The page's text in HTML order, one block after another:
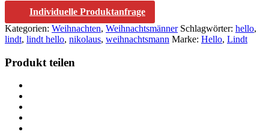
Individuelle Produktanfrage
Kategorien: Weihnachten, Weihnachtsmänner Schlagwörter: hello,
lindt, lindt hello, nikolaus, weihnachtsmann Marke: Hello, Lindt
Produkt teilen